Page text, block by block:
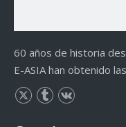
60 años de historia
E-ASIA han obtenido